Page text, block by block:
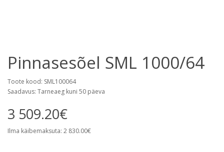
Pinnasesõel SML 1000/64
Toote kood: SML100064
Saadavus: Tarneaeg kuni 50 päeva
3 509.20€
Ilma käibemaksuta: 2 830.00€